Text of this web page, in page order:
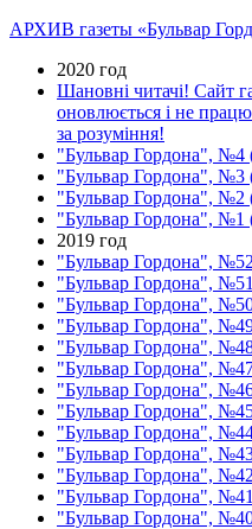
АРХИВ газеты «Бульвар
2020 год
Шановні читачі! Сайт
оновлюється і не
за розуміння!
"Бульвар Гордона", №4
"Бульвар Гордона", №3
"Бульвар Гордона", №2
"Бульвар Гордона", №1
2019 год
"Бульвар Гордона",
"Бульвар Гордона",
"Бульвар Гордона",
"Бульвар Гордона",
"Бульвар Гордона",
"Бульвар Гордона",
"Бульвар Гордона",
"Бульвар Гордона",
"Бульвар Гордона",
"Бульвар Гордона",
"Бульвар Гордона",
"Бульвар Гордона",
"Бульвар Гордона",